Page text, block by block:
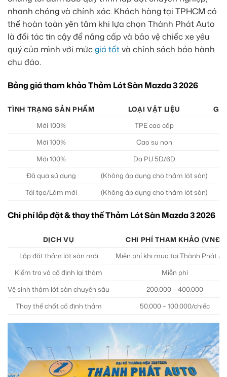
nhanh chóng và chính xác. Khách hàng tại TPHCM có
thể hoàn toàn yên tâm khi lựa chọn Thành Phát Auto
là đối tác tin cậy để nâng cấp và bảo vệ chiếc xe yêu
quý của mình với mứcgiá tốtvà chính sách bảo hành
chu đáo.
Bảng giá tham khảo Thảm Lót Sàn Mazda 3 2026
TÌNH TRẠNG SẢN PHẨM LOẠI VẬT LIỆU
Mới 100%
TPE cao cấp
Mới 100%
Cao su non
Mới 100%
Da PU 5D/6D
Đã qua sử dụng
(Không áp dụng cho thảm lót sàn)
Tái tạo/Làm mới
(Không áp dụng cho thảm lót sàn)
Chi phí lắp đặt & thay thế Thảm Lót Sàn Mazda 3 2026
DỊCH VỤ
CHI PHÍ THAM KHẢO (VNĐ)
Lắp đặt thảm lót sàn mới
Miễn phí khi mua tại Thành Phát
Kiểm tra và cố định lại thảm
Miễn phí
Vệ sinh thảm lót sàn chuyên sâu
200.000 – 400.000
Thay thế chốt cố định thảm
50.000 – 100.000/chiếc